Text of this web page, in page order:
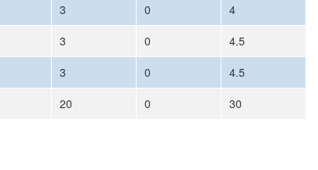
3 0
4
3 0
4.5
3 0
4.5
20 0 30